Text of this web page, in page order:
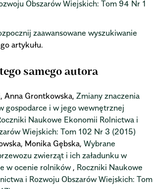
Obszarów Wiejskich: Tom 94 Nr 1
zaawansowane wyszukiwanie
artykułu.
samego autora
Anna Grontkowska,Zmiany znaczenia
gospodarce i w jego wewnętrznej
Naukowe Ekonomii Rolnictwa i
Wiejskich: Tom 102 Nr 3 (2015)
Monika Gębska,Wybrane
zwierząt i ich załadunku w
w ocenie rolników, Roczniki Naukowe
i Rozwoju Obszarów Wiejskich: Tom